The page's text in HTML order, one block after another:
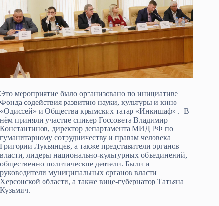
Это мероприятие было организовано по инициативе
Фонда содействия развитию науки, культуры и кино
«Одиссей» и Общества крымских татар «Инкишаф» . В
нём приняли участие спикер Госсовета Владимир
Константинов, директор департамента МИД РФ по
гуманитарному сотрудничеству и правам человека
Григорий Лукьянцев, а также представители органов
власти, лидеры национально-культурных объединений,
общественно-политические деятели. Были и
руководители муниципальных органов власти
Херсонской области, а также вице-губернатор Татьяна
Кузьмич.